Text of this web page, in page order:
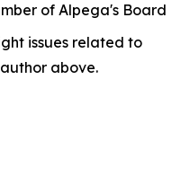
of Alpega's Board
issues related to
above.